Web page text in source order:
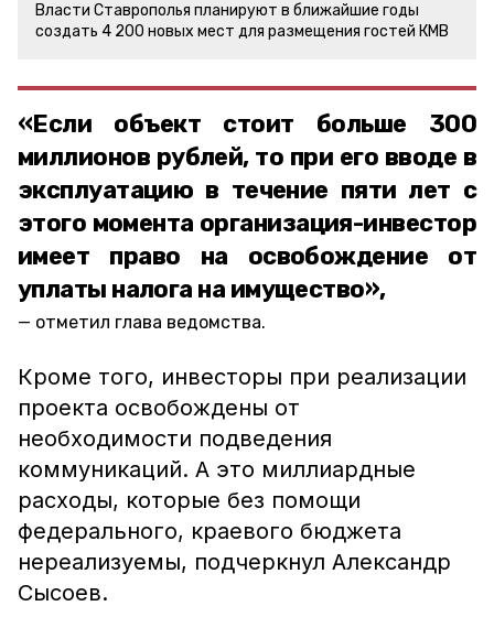
Власти Ставрополья планируют в ближайшие годы
создать 4 200 новых мест для размещения гостей КМВ
«Если объект стоит больше 300
миллионов рублей, то при его вводе в
эксплуатацию в течение пяти лет с
этого момента организация-инвестор
имеет право на освобождение от
уплаты налога на имущество»,
отметил глава ведомства.
Кроме того, инвесторы при реализации
проекта освобождены от
необходимости подведения
коммуникаций. А это миллиардные
расходы, которые без помощи
федерального, краевого бюджета
нереализуемы, подчеркнул Александр
Сысоев.